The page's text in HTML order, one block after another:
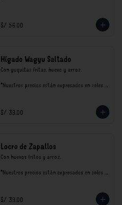
consumo.
S/ 56.00
Hígado Wagyu Saltado
Con yuquitas fritas, huevo y arroz.
*Nuestros precios están expresados en soles e
S/ 39.00
Locro de Zapallos
Con huevos fritos y arroz.
*Nuestros precios están expresados en soles e
S/ 39.00